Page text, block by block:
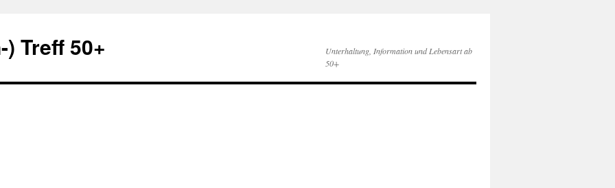
Treff 50+
Unterhaltung, Information und Lebensart ab
50+